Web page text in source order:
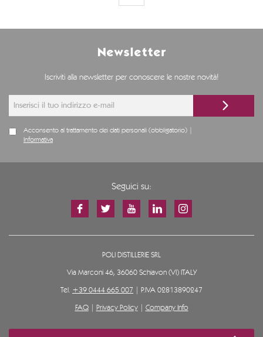
Newsletter
Iscriviti alla newsletter per conoscere le nostre novità!
Acconsento al trattamento dei dati personali (obbligatorio) |
Informativa
Seguici su:
POLI DISTILLERIE SRL
Via Marconi 46, 36060 Schiavon (VI) ITALY
Tel. +39 0444 665 007 | P.IVA 02813890247
FAQ| Privacy Policy| Company Info